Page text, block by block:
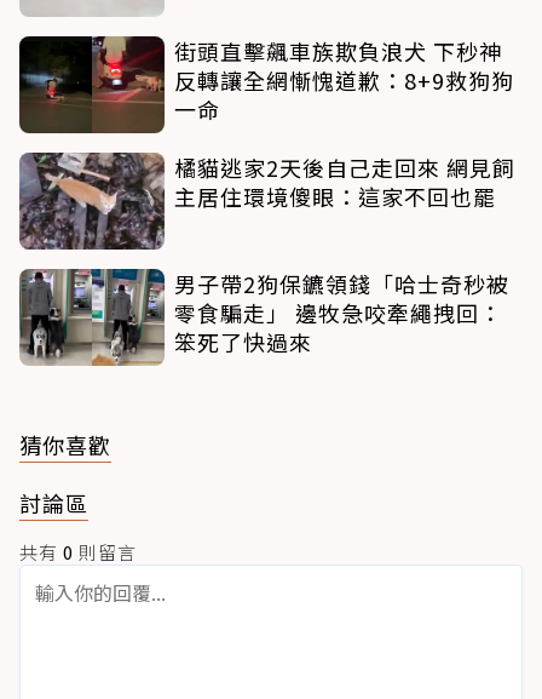
街頭直擊飆車族欺負浪犬 下秒神
反轉讓全網慚愧道歉：8+9救狗狗
一命
橘貓逃家2天後自己走回來 網見飼
主居住環境傻眼：這家不回也罷
男子帶2狗保鑣領錢「哈士奇秒被
零食騙走」 邊牧急咬牽繩拽回：
笨死了快過來
猜你喜歡
討論區
共有 0 則留言